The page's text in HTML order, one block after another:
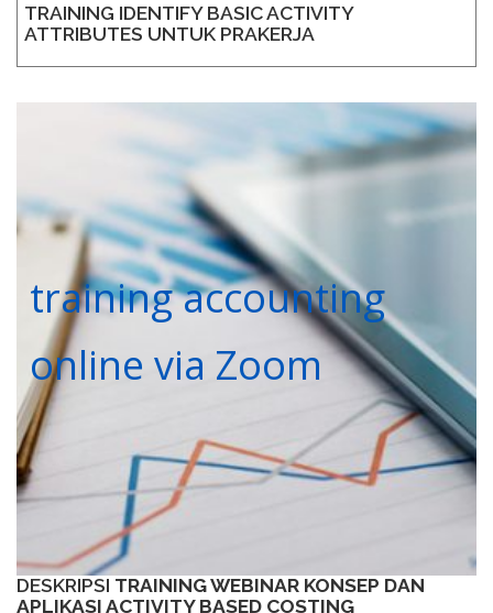
TRAINING IDENTIFY BASIC ACTIVITY
ATTRIBUTES UNTUK PRAKERJA
training accounting
online via Zoom
DESKRIPSI TRAINING WEBINAR KONSEP DAN
APLIKASI ACTIVITY BASED COSTING